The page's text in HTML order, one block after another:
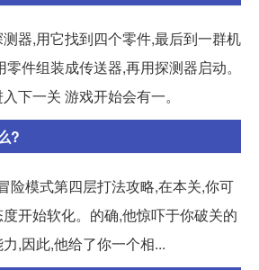
器,用它找到四个零件,最后到一群机
件组装成传送器,再用探测器启动。
下一关 游戏开始会有一。
?
险模式第四层打法攻略,在本关,你可
开始软化。的确,他惊吓于你破关的
,因此,他给了你一个相...